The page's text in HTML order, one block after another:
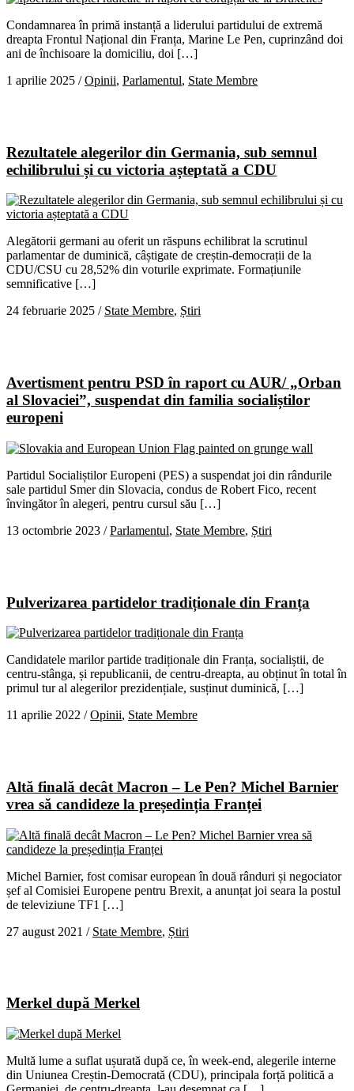
Condamnarea în primă instanță a liderului partidului de extremă
dreapta Frontul Național din Franța, Marine Le Pen, cuprinzând doi
ani de închisoare la domiciliu, doi […]
1 aprilie 2025 /Opinii, Parlamentul, State Membre
Rezultatele alegerilor din Germania, sub semnul
echilibrului și cu victoria așteptată a CDU
Alegătorii germani au oferit un răspuns echilibrat la scrutinul
parlamentar de duminică, câștigate de creștin-democrații de la
CDU/CSU cu 28,52% din voturile exprimate. Formațiunile
semnificative […]
24 februarie 2025 / State Membre, Știri
Avertisment pentru PSD în raport cu AUR/ „Orban
al Slovaciei”, suspendat din familia socialiștilor
europeni
Partidul Socialiștilor Europeni (PES) a suspendat joi din rândurile
sale partidul Smer din Slovacia, condus de Robert Fico, recent
învingător în alegeri, pentru cursul său […]
13 octombrie 2023 /Parlamentul, State Membre, Știri
Pulverizarea partidelor tradiționale din Franța
Candidatele marilor partide tradiționale din Franța, socialiștii, de
centru-stânga, și republicanii, de centru-dreapta, au obținut în total în
primul tur al alegerilor prezidențiale, susținut duminică, […]
11 aprilie 2022 /Opinii, State Membre
Altă finală decât Macron – Le Pen? Michel Barnier
vrea să candideze la președinția Franței
Michel Barnier, fost comisar european în două rânduri și negociator
șef al Comisiei Europene pentru Brexit, a anunțat joi seara la postul
de televiziune TF1 […]
27 august 2021 / State Membre, Știri
Merkel după Merkel
Multă lume a suflat ușurată după ce, în week-end, alegerile interne
din Uniunea Creștin-Democrată (CDU), principala forță politică a